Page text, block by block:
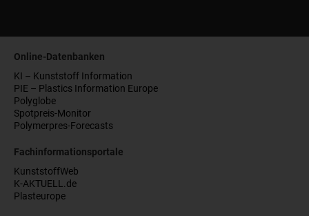
Online-Datenbanken
KI – Kunststoff Information
PIE – Plastics Information Europe
Polyglobe
Spotpreis-Monitor
Polymerpres-Forecasts
Fachinformationsportale
KunststoffWeb
K-AKTUELL.de
Plasteurope